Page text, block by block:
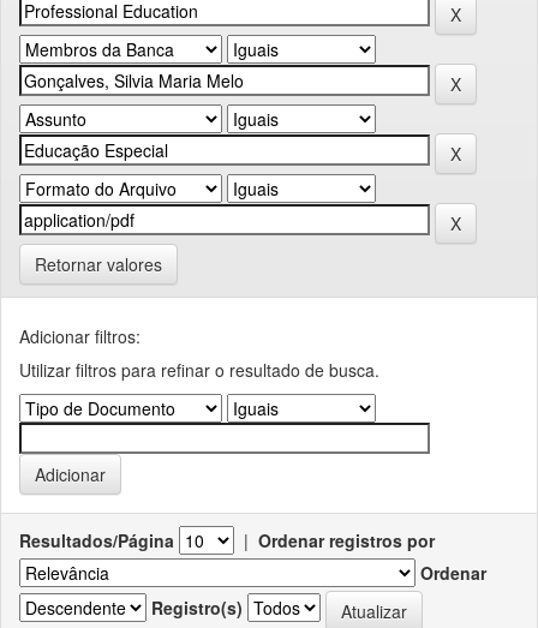
Retornar valores
Adicionar filtros:
Utilizar filtros para refinar o resultado de busca.
Resultados/Página | Ordenar registros por
Ordenar
Registro(s)